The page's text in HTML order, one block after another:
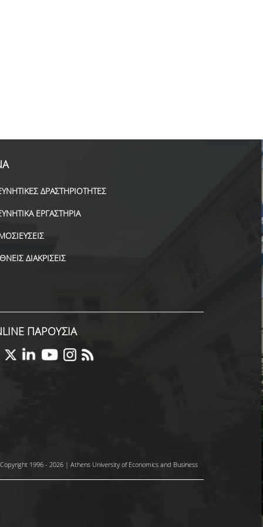
ΔΡΑΣΤΗΡΙΟΤΗΤΕΣ
ΕΡΓΑΣΤΗΡΙΑ
ΔΙΑΚΡΙΣΕΙΣ
ΠΑΡΟΥΣΙΑ
1996 - 2026 | Athens University of Economics and Business